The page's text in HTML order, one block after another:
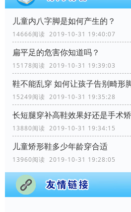
儿童内八字脚是如何产生的？
14666阅读 2019-10-31 19:40:07
扁平足的危害你知道吗？
15178阅读 2019-10-31 19:39:03
鞋不能乱穿 如何让孩子告别畸形
15249阅读 2019-10-31 19:35:28
长短腿穿补高鞋效果好还是手术
13880阅读 2019-10-31 19:34:15
儿童矫形鞋多少年龄穿合适
13960阅读 2019-10-31 19:28:05